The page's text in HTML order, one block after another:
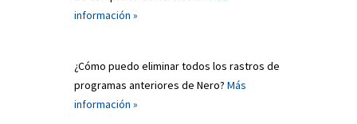
información »
¿Cómo puedo eliminar todos los rastros de
programas anteriores de Nero? Más
información »